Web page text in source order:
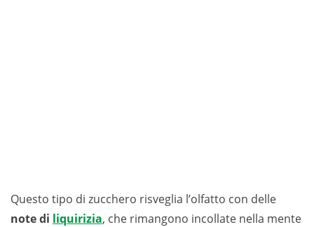
Questo tipo di zucchero risveglia l’olfatto con delle
note di liquirizia, che rimangono incollate nella mente